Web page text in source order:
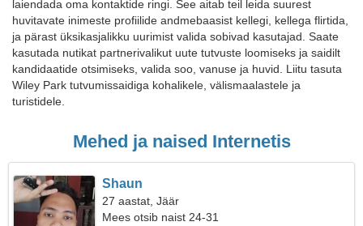
laiendada oma kontaktide ringi. See aitab teil leida suurest
huvitavate inimeste profiilide andmebaasist kellegi, kellega flirtida,
ja pärast üksikasjalikku uurimist valida sobivad kasutajad. Saate
kasutada nutikat partnerivalikut uute tutvuste loomiseks ja saidilt
kandidaatide otsimiseks, valida soo, vanuse ja huvid. Liitu tasuta
Wiley Park tutvumissaidiga kohalikele, välismaalastele ja
turistidele.
Mehed ja naised Internetis
Shaun
27 aastat, Jäär
Mees otsib naist 24-31